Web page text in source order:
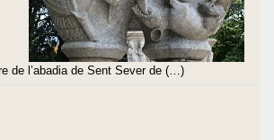
de l’abadia de Sent Sever de (…)